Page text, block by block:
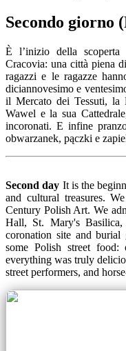
Secondo giorno
È l’inizio della
Cracovia: una città piena
ragazzi e le ragazze
diciannovesimo e
il Mercato dei Tessuti, la
Wawel e la sua
incoronati. E infine
obwarzanek, pączki e
Second day It is the
and cultural treasures.
Century Polish Art. We
Hall, St. Mary's
coronation site and
some Polish street food:
everything was truly
street performers, and